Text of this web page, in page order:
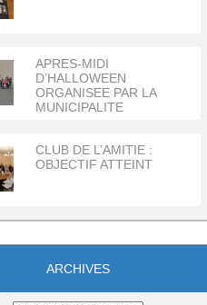
APRES-MIDI
D’HALLOWEEN
ORGANISEE PAR LA
MUNICIPALITE
CLUB DE L’AMITIE :
OBJECTIF ATTEINT
ARCHIVES